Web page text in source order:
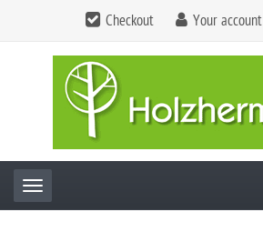
Checkout Your account
Toggle navigation